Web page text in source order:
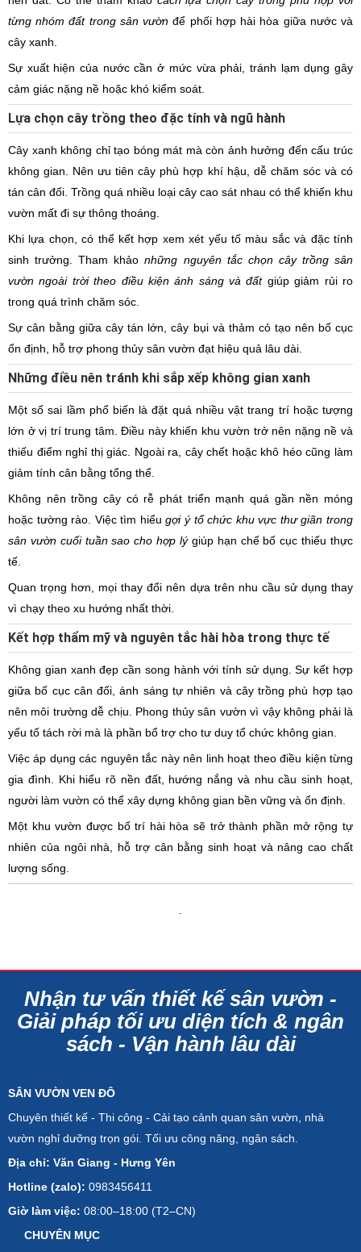
từng nhóm đất trong sân vườn để phối hợp hài hòa giữa nước và
cây xanh.
Sự xuất hiện của nước cần ở mức vừa phải, tránh lạm dụng gây
cảm giác nặng nề hoặc khó kiểm soát.
Lựa chọn cây trồng theo đặc tính và ngũ hành
Cây xanh không chỉ tạo bóng mát mà còn ảnh hưởng đến cấu trúc
không gian. Nên ưu tiên cây phù hợp khí hậu, dễ chăm sóc và có
tán cân đối. Trồng quá nhiều loại cây cao sát nhau có thể khiến khu
vườn mất đi sự thông thoáng.
Khi lựa chọn, có thể kết hợp xem xét yếu tố màu sắc và đặc tính
sinh trưởng. Tham khảonhững nguyên tắc chọn cây trồng sân
vườn ngoài trời theo điều kiện ánh sáng và đấtgiúp giảm rủi ro
trong quá trình chăm sóc.
Sự cân bằng giữa cây tán lớn, cây bụi và thảm cỏ tạo nên bố cục
ổn định, hỗ trợ phong thủy sân vườn đạt hiệu quả lâu dài.
Những điều nên tránh khi sắp xếp không gian xanh
Một số sai lầm phổ biến là đặt quá nhiều vật trang trí hoặc tượng
lớn ở vị trí trung tâm. Điều này khiến khu vườn trở nên nặng nề và
thiếu điểm nghỉ thị giác. Ngoài ra, cây chết hoặc khô héo cũng làm
giảm tính cân bằng tổng thể.
Không nên trồng cây có rễ phát triển mạnh quá gần nền móng
hoặc tường rào. Việc tìm hiểugợi ý tổ chức khu vực thư giãn trong
sân vườn cuối tuần sao cho hợp lýgiúp hạn chế bố cục thiếu thực
tế.
Quan trọng hơn, mọi thay đổi nên dựa trên nhu cầu sử dụng thay
vì chạy theo xu hướng nhất thời.
Kết hợp thẩm mỹ và nguyên tắc hài hòa trong thực tế
Không gian xanh đẹp cần song hành với tính sử dụng. Sự kết hợp
giữa bố cục cân đối, ánh sáng tự nhiên và cây trồng phù hợp tạo
nên môi trường dễ chịu. Phong thủy sân vườn vì vậy không phải là
yếu tố tách rời mà là phần bổ trợ cho tư duy tổ chức không gian.
Việc áp dụng các nguyên tắc này nên linh hoạt theo điều kiện từng
gia đình. Khi hiểu rõ nền đất, hướng nắng và nhu cầu sinh hoạt,
người làm vườn có thể xây dựng không gian bền vững và ổn định.
Một khu vườn được bố trí hài hòa sẽ trở thành phần mở rộng tự
nhiên của ngôi nhà, hỗ trợ cân bằng sinh hoạt và nâng cao chất
lượng sống.
.
Nhận tư vấn thiết kế sân vườn -
Giải pháp tối ưu diện tích & ngân
sách - Vận hành lâu dài
SÂN VƯỜN VEN ĐÔ
Chuyên thiết kế - Thi công - Cải tạo cảnh quan sân vườn, nhà
vườn nghỉ dưỡng trọn gói. Tối ưu công năng, ngân sách.
Địa chỉ: Văn Giang - Hưng Yên
Hotline (zalo): 0983456411
Giờ làm việc: 08:00–18:00 (T2–CN)
CHUYÊN MỤC